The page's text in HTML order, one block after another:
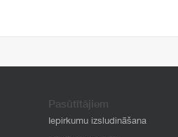
Pasūtītājiem
Iepirkumu izsludināšana